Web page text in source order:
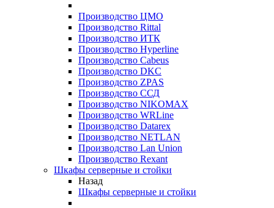
Производство ЦМО
Производство Rittal
Производство ИТК
Производство Hyperline
Производство Cabeus
Производство DKC
Производство ZPAS
Производство ССД
Производство NIKOMAX
Производство WRLine
Производство Datarex
Производство NETLAN
Производство Lan Union
Производство Rexant
Шкафы серверные и стойки
Назад
Шкафы серверные и стойки